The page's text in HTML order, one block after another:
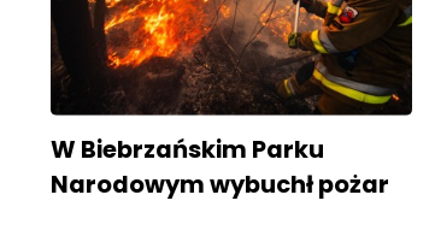
W Biebrzańskim Parku
Narodowym wybuchł pożar